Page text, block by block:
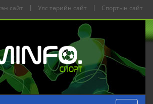
сайт | Улс төрийн сайт | Спортын сайт